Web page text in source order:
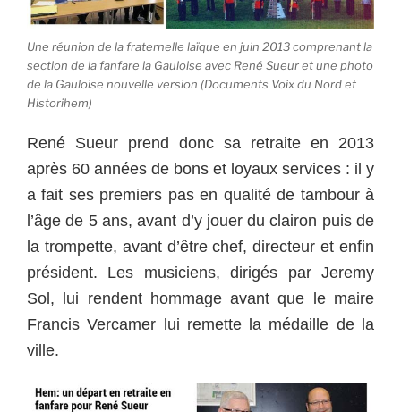
Une réunion de la fraternelle laïque en juin 2013 comprenant la
section de la fanfare la Gauloise avec René Sueur et une photo
de la Gauloise nouvelle version (Documents Voix du Nord et
Historihem)
René Sueur prend donc sa retraite en 2013
après 60 années de bons et loyaux services : il y
a fait ses premiers pas en qualité de tambour à
l’âge de 5 ans, avant d’y jouer du clairon puis de
la trompette, avant d’être chef, directeur et enfin
président. Les musiciens, dirigés par Jeremy
Sol, lui rendent hommage avant que le maire
Francis Vercamer lui remette la médaille de la
ville.